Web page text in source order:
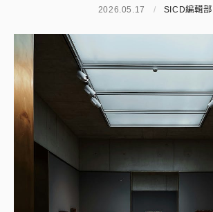
2026.05.17 / SICD編輯部